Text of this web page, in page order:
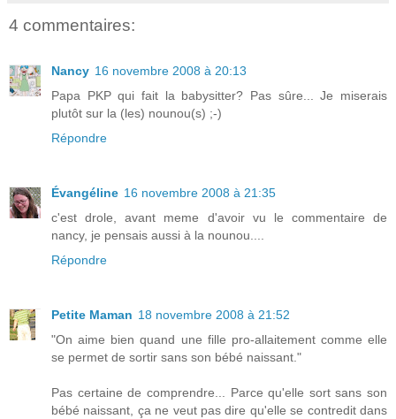
4 commentaires:
Nancy 16 novembre 2008 à 20:13
Papa PKP qui fait la babysitter? Pas sûre... Je miserais
plutôt sur la (les) nounou(s) ;-)
Répondre
Évangéline 16 novembre 2008 à 21:35
c'est drole, avant meme d'avoir vu le commentaire de
nancy, je pensais aussi à la nounou....
Répondre
Petite Maman 18 novembre 2008 à 21:52
"On aime bien quand une fille pro-allaitement comme elle
se permet de sortir sans son bébé naissant."
Pas certaine de comprendre... Parce qu'elle sort sans son
bébé naissant, ça ne veut pas dire qu'elle se contredit dans